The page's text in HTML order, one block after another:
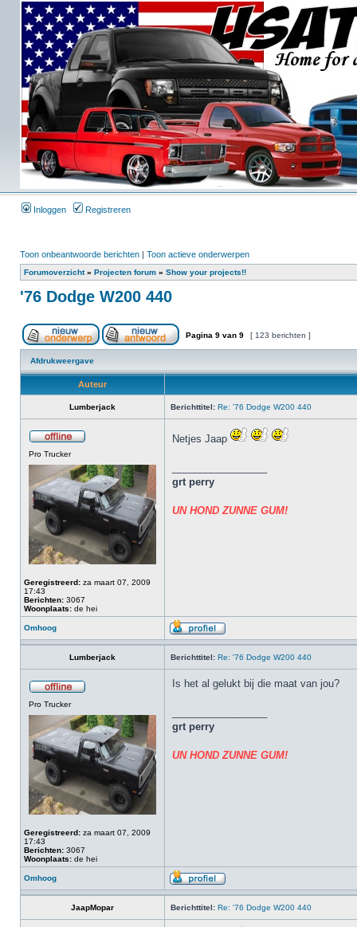
Inloggen Registreren
Toon onbeantwoorde berichten | Toon actieve onderwerpen
Forumoverzicht» Projecten forum » Show your projects!!
'76 Dodge W200 440
Pagina 9 van 9 [ 123 berichten ]
Afdrukweergave
Auteur
Lumberjack Berichttitel: Re: '76 Dodge W200 440
Pro Trucker
Geregistreerd: za maart 07, 2009
17:43
Berichten: 3067
Woonplaats: de hei
Netjes Jaap
grt perry
UN HOND ZUNNE GUM!
Omhoog
Lumberjack Berichttitel: Re: '76 Dodge W200 440
Pro Trucker
Geregistreerd: za maart 07, 2009
17:43
Berichten: 3067
Woonplaats: de hei
Is het al gelukt bij die maat van jou?
grt perry
UN HOND ZUNNE GUM!
Omhoog
JaapMopar Berichttitel: Re: '76 Dodge W200 440